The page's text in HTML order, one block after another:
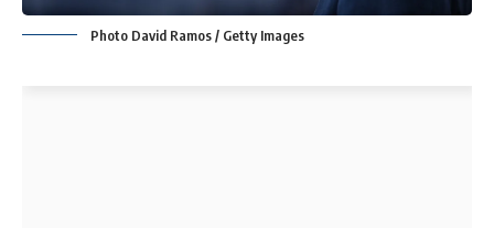
Photo David Ramos / Getty Images